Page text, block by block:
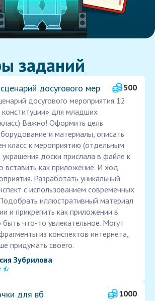
заданий
досугового мер
500
досугового мероприятия 12
для младших
Важно! Оформить цель
и материалы, описать
класс к мероприятию (отдельным
доски прислала в файле к
как приложение. И ход
Разработать уникальный
с использованием современных
иллюстративный материал
и прикрепить как приложении в
что-то увлекательное. Могут
из конспектов интернета,
придумать своего.
Зубрилова
для вб
1000